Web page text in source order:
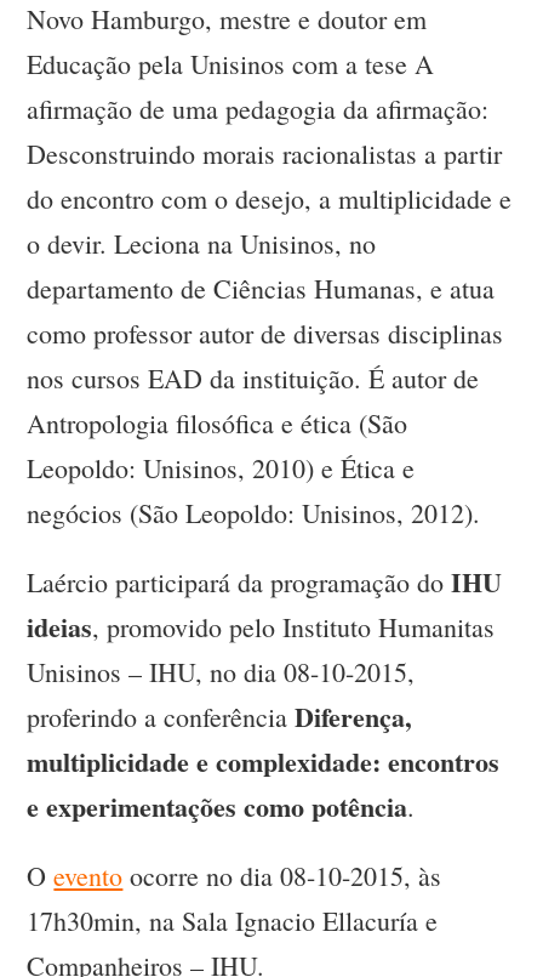
Novo Hamburgo, mestre e doutor em
Educação pela Unisinos com a tese A
afirmação de uma pedagogia da afirmação:
Desconstruindo morais racionalistas a partir
do encontro com o desejo, a multiplicidade e
o devir. Leciona na Unisinos, no
departamento de Ciências Humanas, e atua
como professor autor de diversas disciplinas
nos cursos EAD da instituição. É autor de
Antropologia filosófica e ética (São
Leopoldo: Unisinos, 2010) e Ética e
negócios (São Leopoldo: Unisinos, 2012).
Laércio participará da programação doIHU
ideias, promovido pelo Instituto Humanitas
Unisinos – IHU, no dia 08-10-2015,
proferindo a conferênciaDiferença,
multiplicidade e complexidade: encontros
e experimentações como potência.
Oevento ocorre no dia 08-10-2015, às
17h30min, na Sala Ignacio Ellacuría e
Companheiros – IHU.